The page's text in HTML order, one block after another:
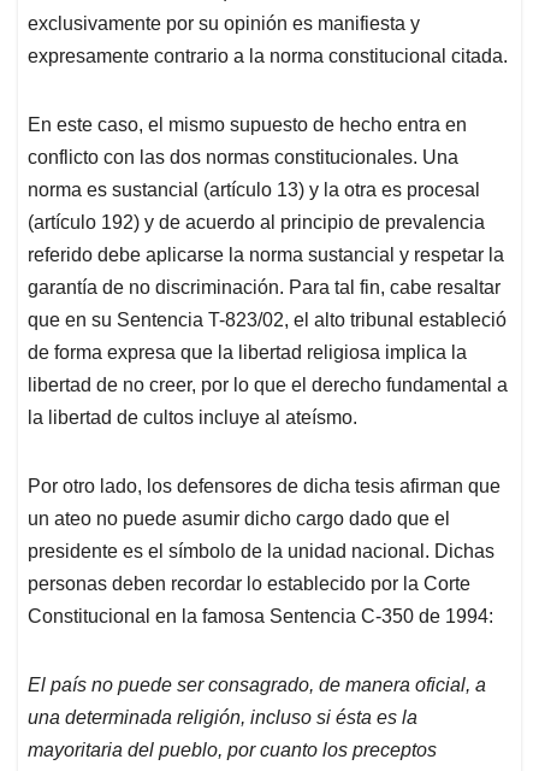
exclusivamente por su opinión es manifiesta y
expresamente contrario a la norma constitucional citada.
En este caso, el mismo supuesto de hecho entra en
conflicto con las dos normas constitucionales. Una
norma es sustancial (artículo 13) y la otra es procesal
(artículo 192) y de acuerdo al principio de prevalencia
referido debe aplicarse la norma sustancial y respetar la
garantía de no discriminación. Para tal fin, cabe resaltar
que en su Sentencia T-823/02, el alto tribunal estableció
de forma expresa que la libertad religiosa implica la
libertad de no creer, por lo que el derecho fundamental a
la libertad de cultos incluye al ateísmo.
Por otro lado, los defensores de dicha tesis afirman que
un ateo no puede asumir dicho cargo dado que el
presidente es el símbolo de la unidad nacional. Dichas
personas deben recordar lo establecido por la Corte
Constitucional en la famosa Sentencia C-350 de 1994:
El país no puede ser consagrado, de manera oficial, a
una determinada religión, incluso si ésta es la
mayoritaria del pueblo, por cuanto los preceptos